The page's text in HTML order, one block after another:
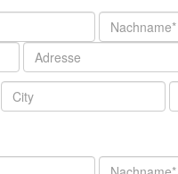
Nachname
Adresse
City
Nachname